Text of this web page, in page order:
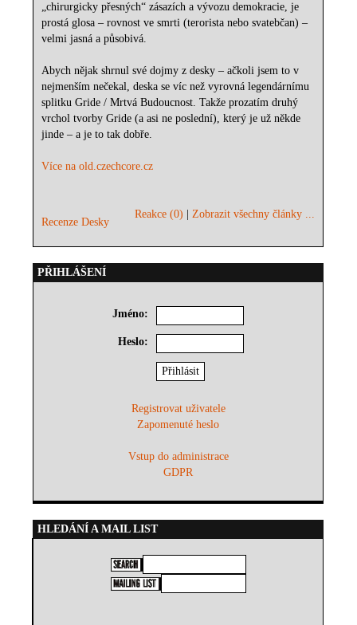
„chirurgicky přesných“ zásazích a vývozu demokracie, je
prostá glosa – rovnost ve smrti (terorista nebo svatebčan) –
velmi jasná a působivá.
Abych nějak shrnul své dojmy z desky – ačkoli jsem to v
nejmenším nečekal, deska se víc než vyrovná legendárnímu
splitku Gride / Mrtvá Budoucnost. Takže prozatím druhý
vrchol tvorby Gride (a asi ne poslední), který je už někde
jinde – a je to tak dobře.
Více na old.czechcore.cz
Recenze Desky
Reakce (0) |Zobrazit všechny články ...
PŘIHLÁŠENÍ
Jméno:
Heslo:
Registrovat uživatele
Zapomenuté heslo
Vstup do administrace
GDPR
HLEDÁNÍ A MAIL LIST